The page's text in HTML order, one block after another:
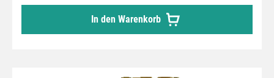
des Behälters : 11 cmGewicht : ± 1 kgInhalt des
Behälters : 1 lProdukteigenschaften : Mit
Druckluftanschluß (zwischen 6 und 8
In den Warenkorb